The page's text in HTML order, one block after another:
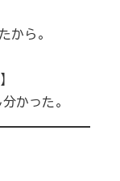
から。
かった。